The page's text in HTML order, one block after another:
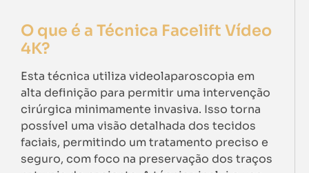
O que é a Técnica Facelift Vídeo
4K?
Esta técnica utiliza videolaparoscopia em
alta definição para permitir uma intervenção
cirúrgica minimamente invasiva. Isso torna
possível uma visão detalhada dos tecidos
faciais, permitindo um tratamento preciso e
seguro, com foco na preservação dos traços